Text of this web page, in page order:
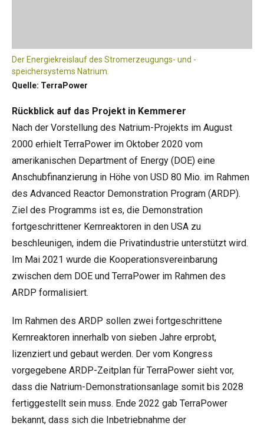
Der Energiekreislauf des Stromerzeugungs- und -
speichersystems Natrium.
Quelle: TerraPower
Rückblick auf das Projekt in Kemmerer
Nach der Vorstellung des Natrium-Projekts im August
2000 erhielt TerraPower im Oktober 2020 vom
amerikanischen Department of Energy (DOE) eine
Anschubfinanzierung in Höhe von USD 80 Mio. im Rahmen
des Advanced Reactor Demonstration Program (ARDP).
Ziel des Programms ist es, die Demonstration
fortgeschrittener Kernreaktoren in den USA zu
beschleunigen, indem die Privatindustrie unterstützt wird.
Im Mai 2021 wurde die Kooperationsvereinbarung
zwischen dem DOE und TerraPower im Rahmen des
ARDP formalisiert.
Im Rahmen des ARDP sollen zwei fortgeschrittene
Kernreaktoren innerhalb von sieben Jahre erprobt,
lizenziert und gebaut werden. Der vom Kongress
vorgegebene ARDP-Zeitplan für TerraPower sieht vor,
dass die Natrium-Demonstrationsanlage somit bis 2028
fertiggestellt sein muss. Ende 2022 gab TerraPower
bekannt, dass sich die Inbetriebnahme der